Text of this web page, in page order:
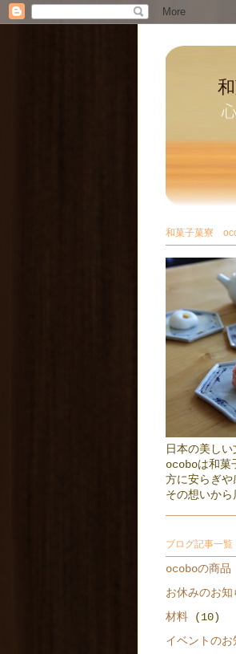
和菓子菓寮
日本の美しい
ocoboは和菓
方に安らぎや
その想いから
ブログ記事一覧
ocoboの商品
お休みのお知
材料
(10)
イベントのお